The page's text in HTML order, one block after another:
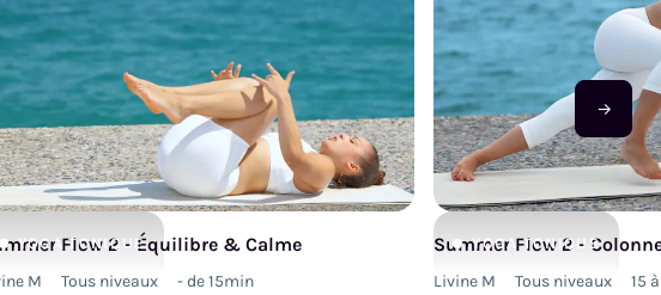
YOGA TONIQUE
Flow 2 - Équilibre & Calme
M Tous niveaux - de 15min
YOGA TONIQUE
Summer Flow 2 -
Livine M Tous niveaux 15
→